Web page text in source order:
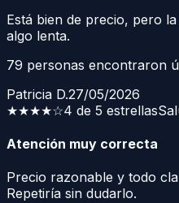
Está bien de precio, pero
algo lenta.
79 personas encontraron
Patricia D.27/05/2026
★★★★☆4 de 5 estrellas
Atención muy correcta
Precio razonable y todo
Repetiría sin dudarlo.